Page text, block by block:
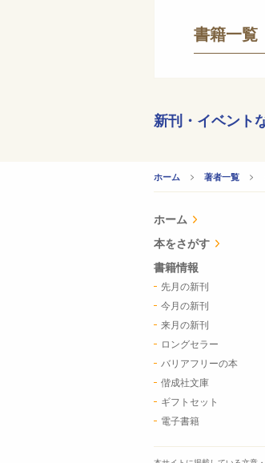
書籍一覧
新刊・イベント
ホーム 著者一覧
ホーム
本をさがす
書籍情報
先月の新刊
今月の新刊
来月の新刊
ロングセラー
バリアフリーの本
偕成社文庫
ギフトセット
電子書籍